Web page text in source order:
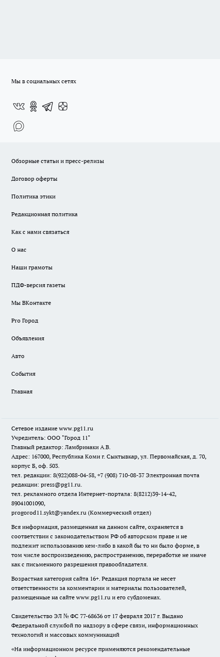
Мы в социальных сетях
Обзорные статьи и пресс-релизы
Договор оферты
Политика этики
Редакционная политика
Как с нами связаться
О нас
Наши грамоты
ПДФ-версия газеты
Мы ВКонтакте
Pro Город
Объявления
Авто
События
Главная
Сетевое издание www.pg11.ru
Учредитель: ООО "Город 11"
Главный редактор: Ламбринаки А.В.
Адрес: 167000, Республика Коми г. Сыктывкар, ул. Первомайская, д. 70,
корпус Б, оф. 503.
тел. редакции: 8(922)088-04-58, +7 (908) 710-08-37 Электронная почта
редакции: press@pg11.ru.
тел. рекламного отдела Интернет-портала: 8(8212)39-14-42,
89041001090,
progorod11.sykt@yandex.ru (Коммерческий отдел)
Вся информация, размещенная на данном сайте, охраняется в
соответствии с законодательством РФ об авторском праве и не
подлежит использованию кем-либо в какой бы то ни было форме, в
том числе воспроизведению, распространению, переработке не иначе
как с письменного разрешения правообладателя.
Возрастная категория сайта 16+. Редакция портала не несет
ответственности за комментарии и материалы пользователей,
размещенные на сайте www.pg11.ru и его субдоменах.
Свидетельство ЭЛ № ФС 77-68636 от 17 февраля 2017 г. Выдано
Федеральной службой по надзору в сфере связи, информационных
технологий и массовых коммуникаций
«На информационном ресурсе применяются рекомендательные